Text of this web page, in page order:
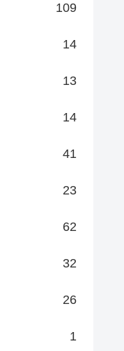
109
14
13
14
41
23
62
32
26
1